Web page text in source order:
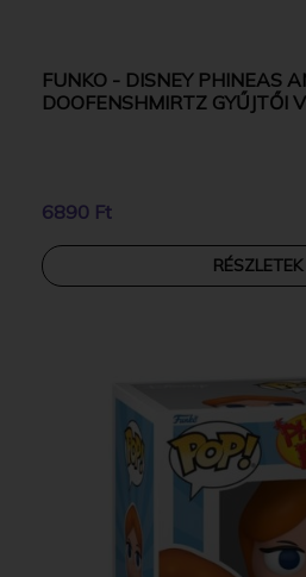
FUNKO - DISNEY PHINEAS
DOOFENSHMIRTZ GYŰJTŐI
6890 Ft
RÉSZLETEK